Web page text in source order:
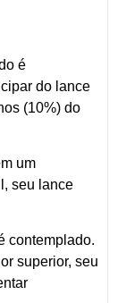
é
do lance
(10%) do
um
seu lance
contemplado.
superior, seu